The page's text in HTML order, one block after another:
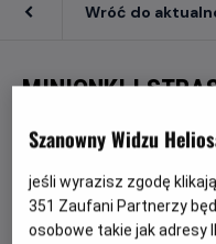
MINIONKI I
Wróć do
Przygotuj się na
Hollywood w
Szanowny Widzu
jeśli wyrazisz zgodę
351 Zaufani Partnerzy
osobowe takie jak adresy